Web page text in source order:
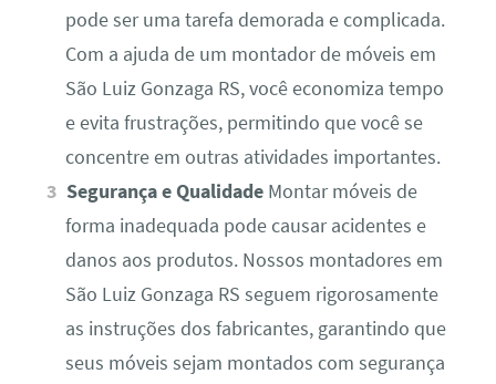
pode ser uma tarefa demorada e complicada.
Com a ajuda de um montador de móveis em
São Luiz Gonzaga RS, você economiza tempo
e evita frustrações, permitindo que você se
concentre em outras atividades importantes.
Segurança e Qualidade Montar móveis de
forma inadequada pode causar acidentes e
danos aos produtos. Nossos montadores em
São Luiz Gonzaga RS seguem rigorosamente
as instruções dos fabricantes, garantindo que
seus móveis sejam montados com segurança